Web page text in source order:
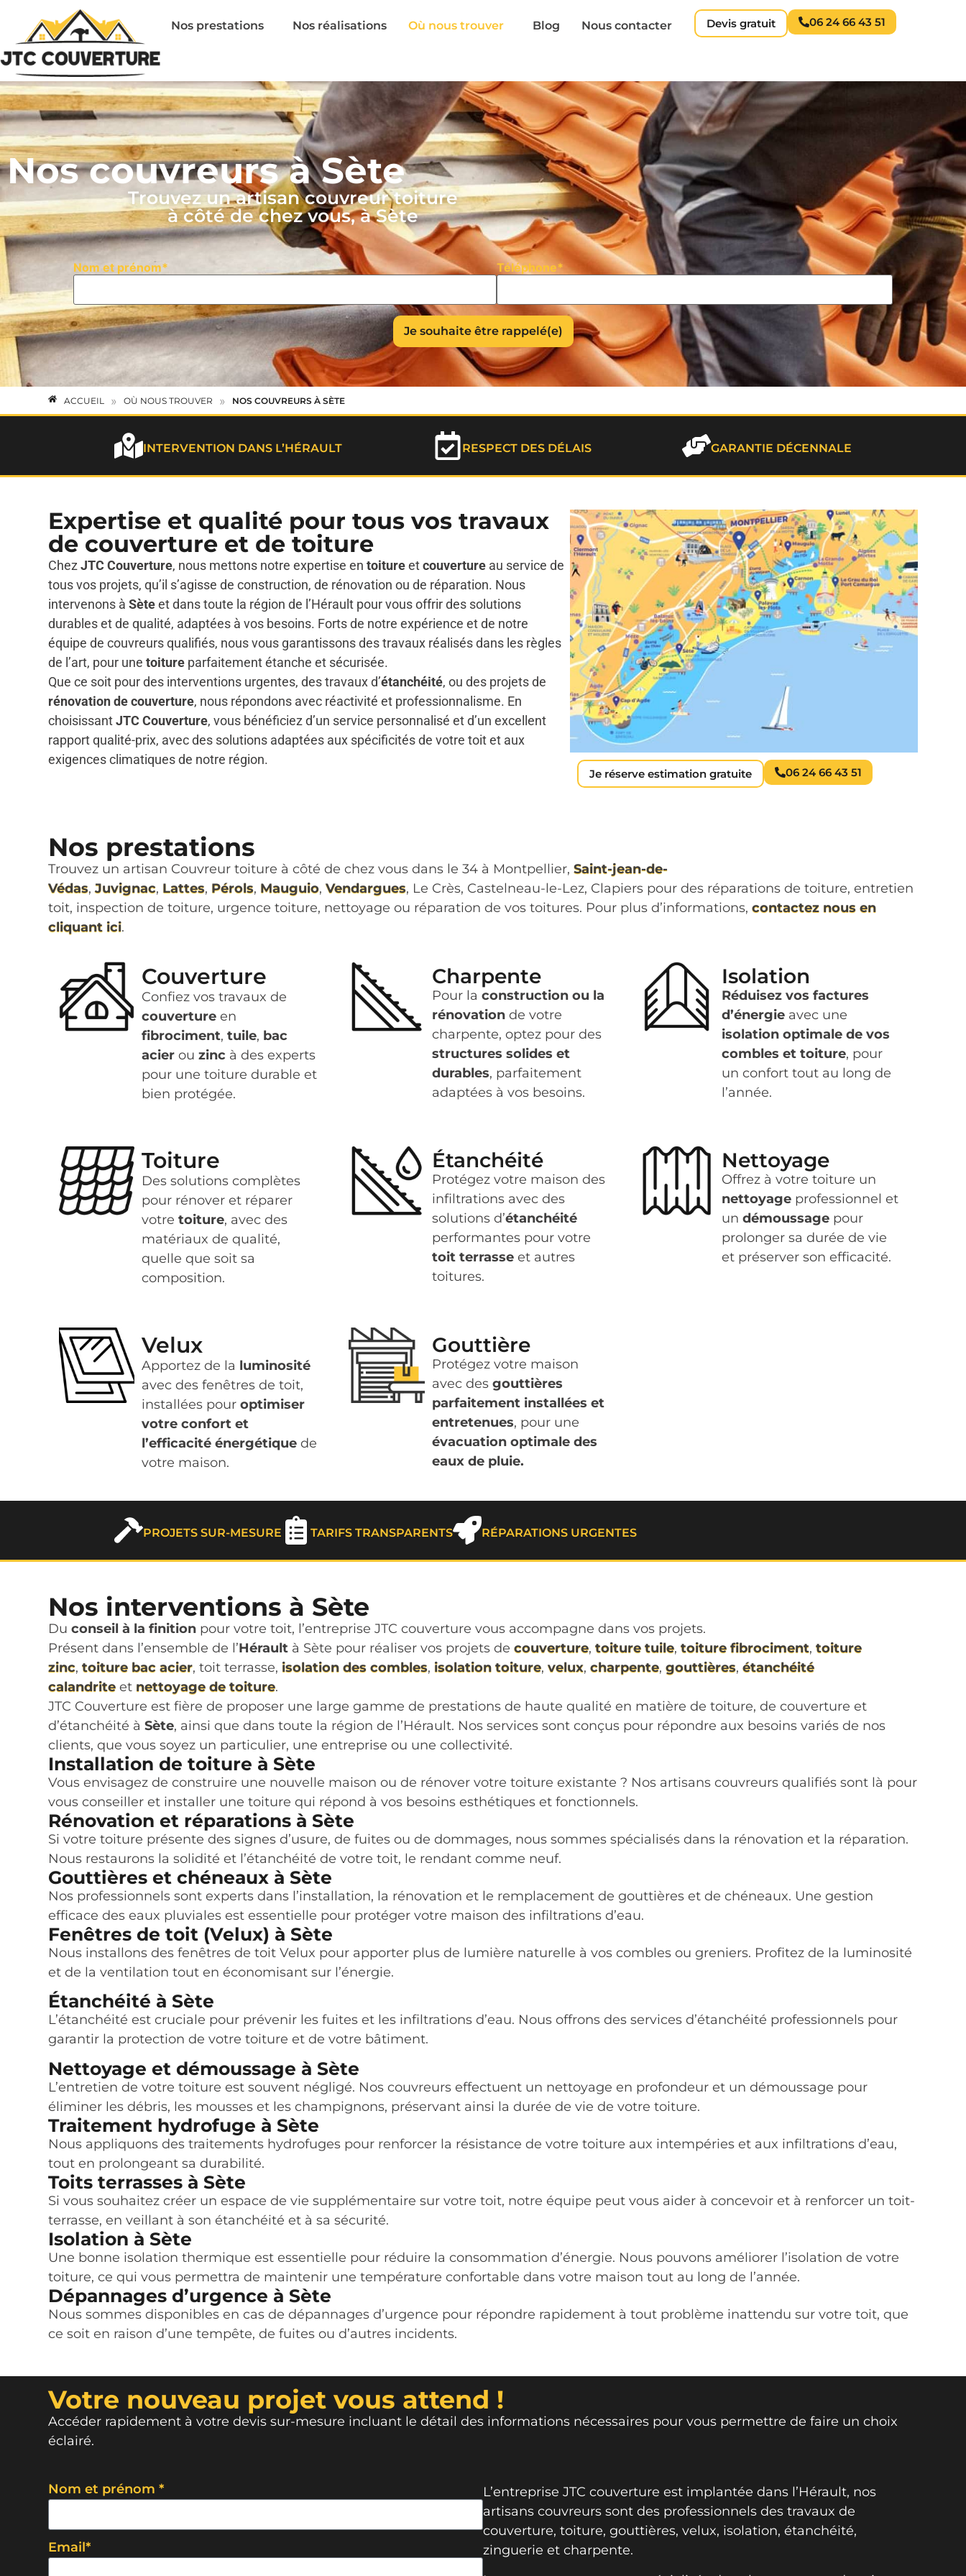
Nos prestations Nos réalisations Où nous trouver Blog Nous contacter Devis gratuit 06 24 66 43 51
Nos couvreurs à Sète
Trouvez un artisan couvreur toiture
à côté de chez vous, à Sète
Nom et prénom* Téléphone*
ACCUEIL » OÙ NOUS TROUVER » NOS COUVREURS À SÈTE
INTERVENTION DANS L’HÉRAULT RESPECT DES DÉLAIS GARANTIE DÉCENNALE
Expertise et qualité pour tous vos travaux
de couverture et de toiture
ChezJTC Couverture, nous mettons notre expertise entoitureetcouverture au service de
tous vos projets, qu’il s’agisse de construction, de rénovation ou de réparation. Nous
intervenons àSèteet dans toute la région de l’Hérault pour vous offrir des solutions
durables et de qualité, adaptées à vos besoins. Forts de notre expérience et de notre
équipe de couvreurs qualifiés, nous vous garantissons des travaux réalisés dans les règles
de l’art, pour unetoiture parfaitement étanche et sécurisée.
Que ce soit pour des interventions urgentes, des travaux d’étanchéité, ou des projets de
rénovation de couverture, nous répondons avec réactivité et professionnalisme. En
choisissantJTC Couverture, vous bénéficiez d’un service personnalisé et d’un excellent
rapport qualité-prix, avec des solutions adaptées aux spécificités de votre toit et aux
exigences climatiques de notre région.
Je réserve estimation gratuite 06 24 66 43 51
Nos prestations
Trouvez un artisan Couvreur toiture à côté de chez vous dans le 34 à Montpellier,Saint-jean-de-
Védas,Juvignac, Lattes, Pérols, Mauguio,Vendargues, Le Crès, Castelneau-le-Lez, Clapiers pour des réparations de toiture, entretien
toit, inspection de toiture, urgence toiture, nettoyage ou réparation de vos toitures. Pour plus d’informations,contactez nous en
cliquant ici.
Couverture
Confiez vos travaux de
couverture en
fibrociment,tuile, bac
acier ouzinc à des experts
pour une toiture durable et
bien protégée.
Charpente
Pour la construction ou la
rénovationde votre
charpente, optez pour des
structures solides et
durables, parfaitement
adaptées à vos besoins.
Isolation
Réduisez vos factures
d’énergieavec une
isolation optimale de vos
combles et toiture, pour
un confort tout au long de
l’année.
Toiture
Des solutions complètes
pour rénover et réparer
votretoiture, avec des
matériaux de qualité,
quelle que soit sa
composition.
Étanchéité
Protégez votre maison des
infiltrations avec des
solutions d’étanchéité
performantes pour votre
toit terrasseet autres
toitures.
Nettoyage
Offrez à votre toiture un
nettoyageprofessionnel et
un démoussagepour
prolonger sa durée de vie
et préserver son efficacité.
Velux
Apportez de la luminosité
avec des fenêtres de toit,
installées pouroptimiser
votre confort et
l’efficacité énergétique de
votre maison.
Gouttière
Protégez votre maison
avec des gouttières
parfaitement installées et
entretenues, pour une
évacuation optimale des
eaux de pluie.
PROJETS SUR-MESURE TARIFS TRANSPARENTS RÉPARATIONS URGENTES
Nos interventions à Sète
Du conseil à la finition pour votre toit, l’entreprise JTC couverture vous accompagne dans vos projets.
Présent dans l’ensemble de l’Hérault à Sète pour réaliser vos projets decouverture,toiture tuile,toiture fibrociment,toiture
zinc,toiture bac acier, toit terrasse, isolation des combles, isolation toiture,velux,charpente,gouttières,étanchéité
calandrite et nettoyage de toiture.
JTC Couverture est fière de proposer une large gamme de prestations de haute qualité en matière de toiture, de couverture et
d’étanchéité àSète, ainsi que dans toute la région de l’Hérault. Nos services sont conçus pour répondre aux besoins variés de nos
clients, que vous soyez un particulier, une entreprise ou une collectivité.
Installation de toiture à Sète
Vous envisagez de construire une nouvelle maison ou de rénover votre toiture existante ? Nos artisans couvreurs qualifiés sont là pour
vous conseiller et installer une toiture qui répond à vos besoins esthétiques et fonctionnels.
Rénovation et réparations à Sète
Si votre toiture présente des signes d’usure, de fuites ou de dommages, nous sommes spécialisés dans la rénovation et la réparation.
Nous restaurons la solidité et l’étanchéité de votre toit, le rendant comme neuf.
Gouttières et chéneaux à Sète
Nos professionnels sont experts dans l’installation, la rénovation et le remplacement de gouttières et de chéneaux. Une gestion
efficace des eaux pluviales est essentielle pour protéger votre maison des infiltrations d’eau.
Fenêtres de toit (Velux) à Sète
Nous installons des fenêtres de toit Velux pour apporter plus de lumière naturelle à vos combles ou greniers. Profitez de la luminosité
et de la ventilation tout en économisant sur l’énergie.
Étanchéité à Sète
L’étanchéité est cruciale pour prévenir les fuites et les infiltrations d’eau. Nous offrons des services d’étanchéité professionnels pour
garantir la protection de votre toiture et de votre bâtiment.
Nettoyage et démoussage à Sète
L’entretien de votre toiture est souvent négligé. Nos couvreurs effectuent un nettoyage en profondeur et un démoussage pour
éliminer les débris, les mousses et les champignons, préservant ainsi la durée de vie de votre toiture.
Traitement hydrofuge à Sète
Nous appliquons des traitements hydrofuges pour renforcer la résistance de votre toiture aux intempéries et aux infiltrations d’eau,
tout en prolongeant sa durabilité.
Toits terrasses à Sète
Si vous souhaitez créer un espace de vie supplémentaire sur votre toit, notre équipe peut vous aider à concevoir et à renforcer un toit-
terrasse, en veillant à son étanchéité et à sa sécurité.
Isolation à Sète
Une bonne isolation thermique est essentielle pour réduire la consommation d’énergie. Nous pouvons améliorer l’isolation de votre
toiture, ce qui vous permettra de maintenir une température confortable dans votre maison tout au long de l’année.
Dépannages d’urgence à Sète
Nous sommes disponibles en cas de dépannages d’urgence pour répondre rapidement à tout problème inattendu sur votre toit, que
ce soit en raison d’une tempête, de fuites ou d’autres incidents.
Votre nouveau projet vous attend !
Accéder rapidement à votre devis sur-mesure incluant le détail des informations nécessaires pour vous permettre de faire un choix
éclairé.
Nom et prénom *
Email*
L’entreprise JTC couverture est implantée dans l’Hérault, nos
artisans couvreurs sont des professionnels des travaux de
couverture, toiture, gouttières, velux, isolation, étanchéité,
zinguerie et charpente.